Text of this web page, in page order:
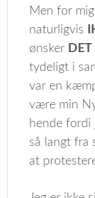
Men for
naturligvis
ønsker
tydeligt i
var en
være min
hende fordi
så langt fra
at